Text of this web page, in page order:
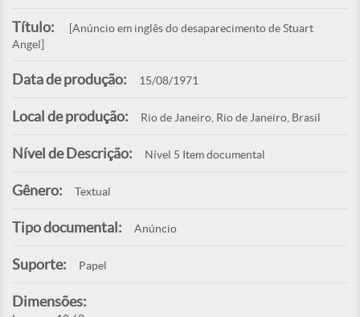
Título:
[Anúncio em inglês do desaparecimento de Stuart
Angel]
Data de produção: 15/08/1971
Local de produção: Rio de Janeiro, Rio de Janeiro, Brasil
Nível de Descrição: Nível 5 Item documental
Gênero: Textual
Tipo documental: Anúncio
Suporte: Papel
Dimensões: